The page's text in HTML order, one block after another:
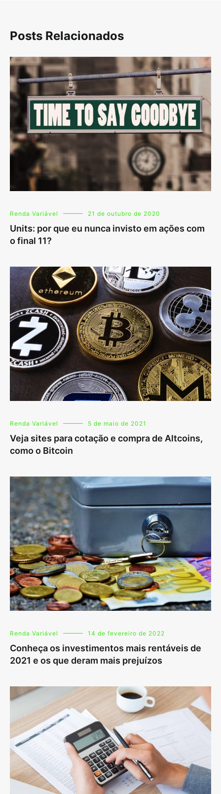
Posts Relacionados
Renda Variável 21 de outubro de 2020
Units: por que eu nunca invisto em ações com
o final 11?
Renda Variável 5 de maio de 2021
Veja sites para cotação e compra de Altcoins,
como o Bitcoin
Renda Variável 14 de fevereiro de 2022
Conheça os investimentos mais rentáveis de
2021 e os que deram mais prejuízos